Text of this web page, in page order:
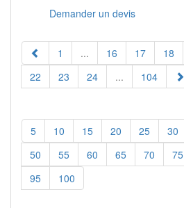
Demander un devis
1 ... 16 17 18
22
23 24 ... 104
5 10 15 20 25 30
50
55 60 65 70 75
95
100